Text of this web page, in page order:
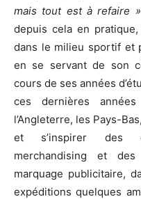
mais tout est à refaire »
depuis cela en
dans le milieu sportif et
en se servant de son
cours de ses années
ces dernières
l’Angleterre, les Pays-
et s’inspirer des
merchandising et
marquage publicitaire,
expéditions quelques